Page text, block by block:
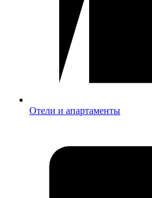
Отели и апартаменты